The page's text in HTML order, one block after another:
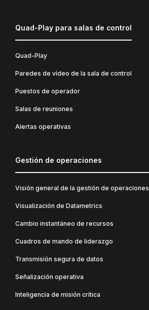
Quad-Play para salas de control
Quad-Play
Paredes de vídeo de la sala de control
Puestos de operador
Salas de reuniones
Alertas operativas
Gestión de operaciones
Visión general de la gestión de operaciones
Visualización de Datametrics
Cambio instantáneo de recursos
Cuadros de mando de liderazgo
Transmisión segura de datos
Señalización operativa
Inteligencia de misión crítica